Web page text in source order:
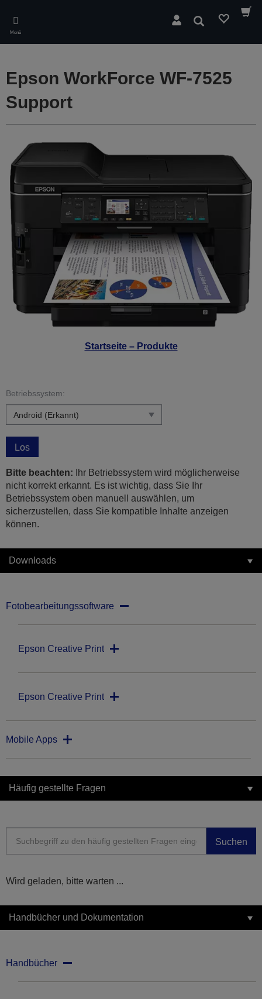
main
content
Menü
Suchen
Startseite – Produkte
Epson WorkForce WF-7525
Support
Betriebssystem:
Los
Bitte beachten: Ihr Betriebssystem wird möglicherweise
nicht korrekt erkannt. Es ist wichtig, dass Sie Ihr
Betriebssystem oben manuell auswählen, um
sicherzustellen, dass Sie kompatible Inhalte anzeigen
können.
Downloads
Fotobearbeitungssoftware
Epson Creative Print
Epson Creative Print
Mobile Apps
Häufig gestellte Fragen
Suchen
Wird geladen, bitte warten ...
Handbücher und Dokumentation
Handbücher